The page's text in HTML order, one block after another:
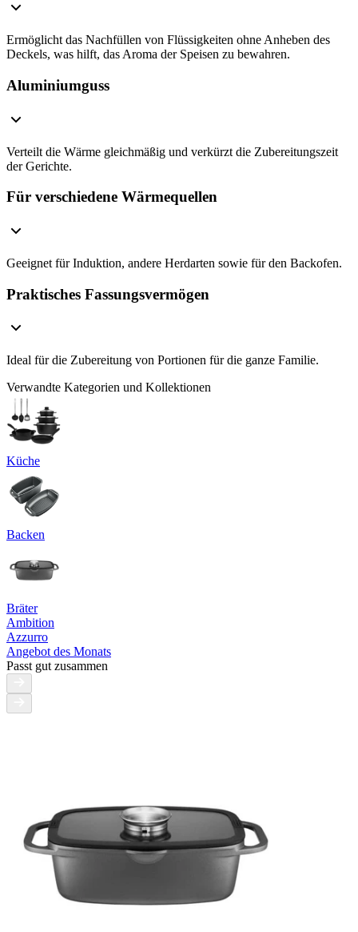
Ermöglicht das Nachfüllen von Flüssigkeiten ohne Anheben des
Deckels, was hilft, das Aroma der Speisen zu bewahren.
Aluminiumguss
Verteilt die Wärme gleichmäßig und verkürzt die Zubereitungszeit
der Gerichte.
Für verschiedene Wärmequellen
Geeignet für Induktion, andere Herdarten sowie für den Backofen.
Praktisches Fassungsvermögen
Ideal für die Zubereitung von Portionen für die ganze Familie.
Verwandte Kategorien und Kollektionen
Küche
Backen
Bräter
Ambition
Azzurro
Angebot des Monats
Passt gut zusammen